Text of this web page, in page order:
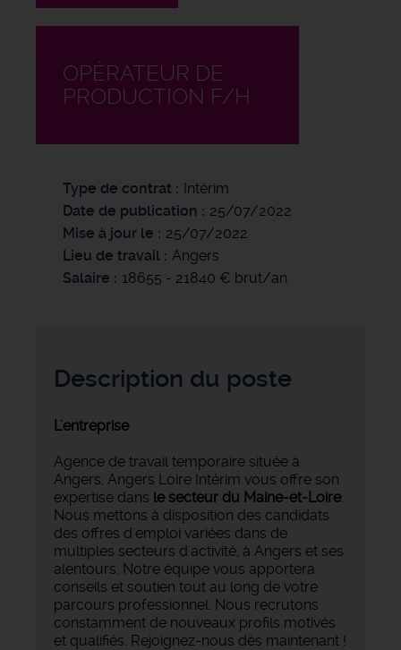
OPÉRATEUR DE
PRODUCTION F/H
Type de contrat
Intérim
Date de publication
25/07/2022
Mise à jour le
25/07/2022
Lieu de travail
Angers
Salaire
18655 - 21840 € brut/an
Description du poste
L'entreprise
Agence de travail temporaire située à
Angers, Angers Loire Intérim vous offre son
expertise dans le secteur du Maine-et-Loire.
Nous mettons à disposition des candidats
des offres d'emploi variées dans de
multiples secteurs d'activité, à Angers et ses
alentours. Notre équipe vous apportera
conseils et soutien tout au long de votre
parcours professionnel. Nous recrutons
constamment de nouveaux profils motivés
et qualifiés. Rejoignez-nous dès maintenant !